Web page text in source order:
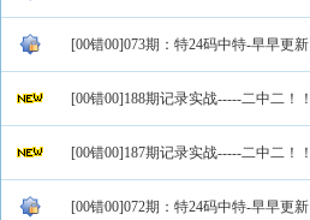
[00错00]073期：特24码中特-早早更新
[00错00]188期记录实战-----二中二！！
[00错00]187期记录实战-----二中二！！
[00错00]072期：特24码中特-早早更新